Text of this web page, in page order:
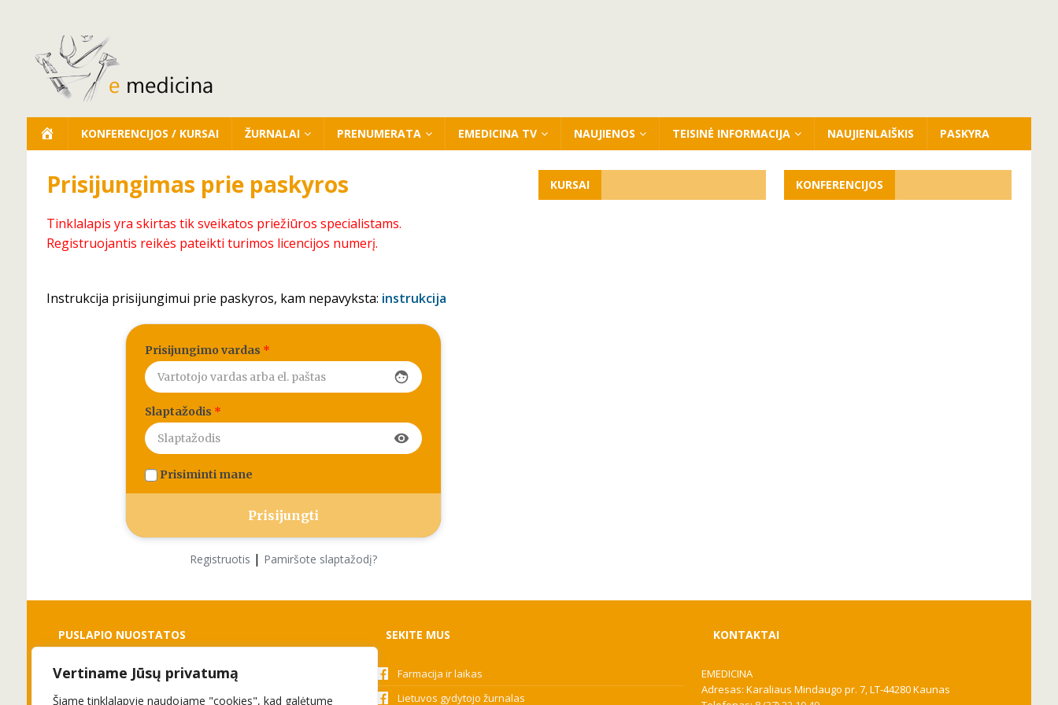
Vertiname Jūsų privatumą
Šiame tinklalapyje naudojame "cookies", kad galėtume
KONFERENCIJOS / KURSAI ŽURNALAI PRENUMERATA EMEDICINA TV NAUJIENOS TEISINĖ INFORMACIJA NAUJIENLAIŠKIS PASKYRA
Prisijungimas prie paskyros
Tinklalapis yra skirtas tik sveikatos priežiūros specialistams.
Registruojantis reikės pateikti turimos licencijos numerį.
Instrukcija prisijungimui prie paskyros, kam nepavyksta: instrukcija
Prisijungimo vardas *
face
Slaptažodis *
visibility
Prisiminti mane
Registruotis | Pamiršote slaptažodį?
KURSAI KONFERENCIJOS
PUSLAPIO NUOSTATOS
Slapukai
Privatumo politika
SEKITE MUS
Farmacija ir laikas
Lietuvos gydytojo žurnalas
KONTAKTAI
EMEDICINA
Adresas: Karaliaus Mindaugo pr. 7, LT-44280 Kaunas